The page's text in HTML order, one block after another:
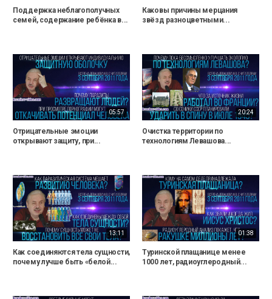
Поддержка неблагополучных
семей, содержание ребёнка в...
Каковы причины мерцания
звёзд разноцветными...
05:57
Отрицательные эмоции
открывают защиту, при...
20:24
Очистка территории по
технологиям Левашова...
13:11
Как соединяются тела сущности,
почему лучше быть «белой...
01:38
Туринской плащанице менее
1000 лет, радиоуглеродный...